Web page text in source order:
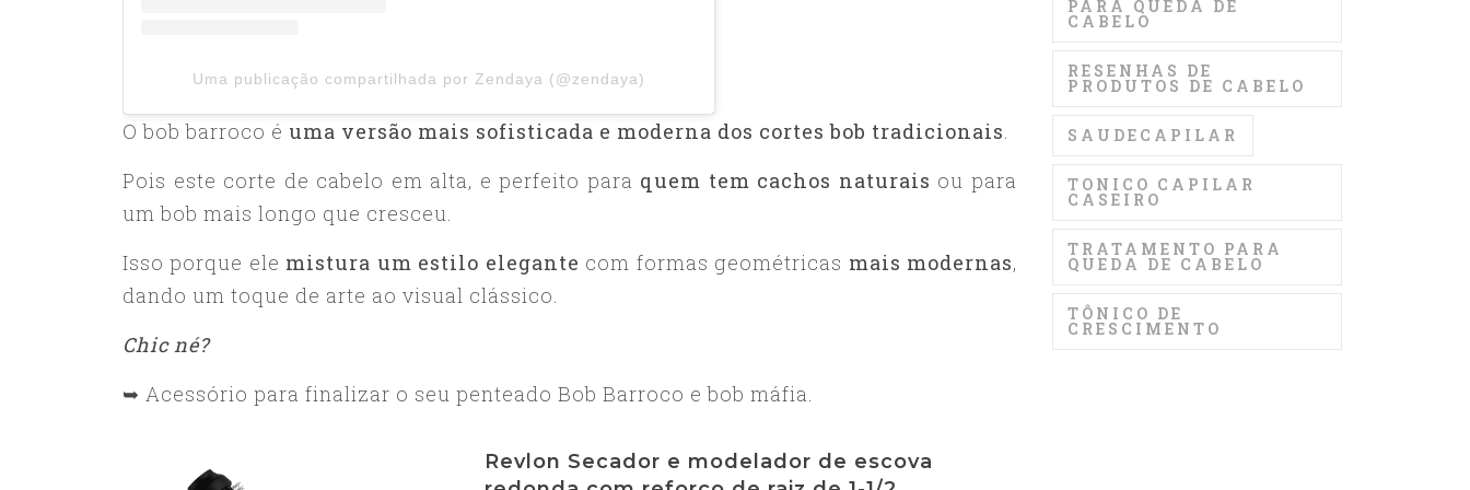
Uma publicação compartilhada por Zendaya (@zendaya)
O bob barroco é uma versão mais sofisticada e moderna dos cortes bob tradicionais
Pois este corte de cabelo em alta, e perfeito para quem tem cachos naturais ou para
um bob mais longo que cresceu.
Isso porque ele mistura um estilo elegante com formas geométricas mais modernas,
dando um toque de arte ao visual clássico.
Chic né?
➥ Acessório para finalizar o seu penteado Bob Barroco e bob máfia.
Revlon Secador e modelador de escova
PARA QUEDA DE
CABELO
RESENHAS DE
PRODUTOS DE CABELO
SAUDECAPILAR
TONICO CAPILAR
CASEIRO
TRATAMENTO PARA
QUEDA DE CABELO
TÔNICO DE
CRESCIMENTO